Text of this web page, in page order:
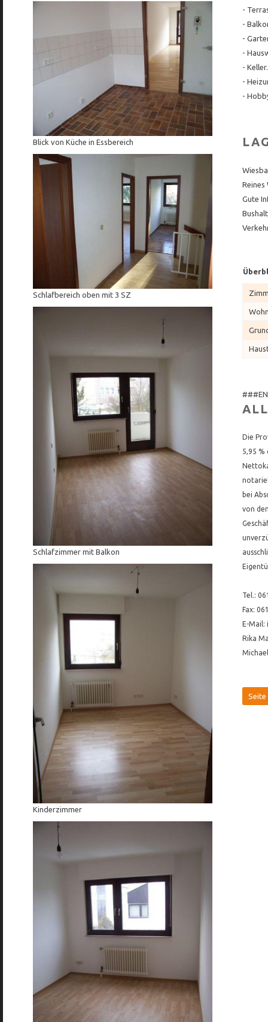
-
-
-
-
- Keller.
-
-
Reines
Gute
Die
5,95 %
bei
von
Tel.:
Fax:
E-Mail:
Rika
Seite
Blick von Küche in Essbereich
Schlafbereich oben mit 3 SZ
Schlafzimmer mit Balkon
Kinderzimmer